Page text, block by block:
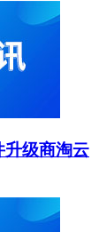
升级商淘云